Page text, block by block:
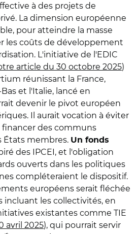
à des projets de
La dimension européenne
pour atteindre la masse
les coûts de développement
L'initiative de l'EDIC
article du 30 octobre 2025)
réunissant la France,
et l'Italie, lancé en
devenir le pivot européen
Il aurait vocation à éviter
financer des communs
États membres. Un fonds
des IPCEI, et l'obligation
ouverts dans les politiques
compléteraient le dispositif.
européens serait fléchée
incluant les collectivités, en
existantes comme TIE
avril 2025), qui pourrait servir